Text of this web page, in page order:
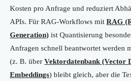
Kosten pro Anfrage und reduziert
APIs. Für RAG-Workflows mit RAG
Generation) ist Quantisierung
Anfragen schnell beantwortet werden
(z. B. über Vektordatenbank (Vector
Embeddings) bleibt gleich, aber die